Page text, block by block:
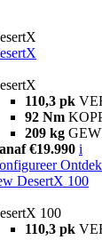
110,3 pk
92 Nm
209 kg
€19.990 i
DesertX 100
100
110,3 pk